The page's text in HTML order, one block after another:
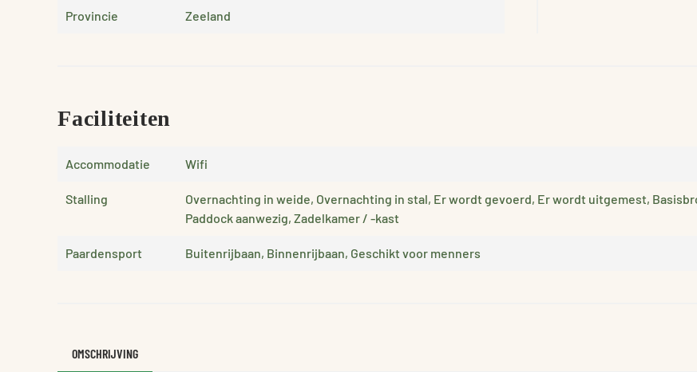
Provincie Zeeland
Faciliteiten
Accommodatie Wifi
Stalling
Overnachting in weide, Overnachting in stal, Er wordt gevoerd, Er wordt uitgemest,
Paddock aanwezig, Zadelkamer / -kast
Paardensport Buitenrijbaan, Binnenrijbaan, Geschikt voor menners
OMSCHRIJVING